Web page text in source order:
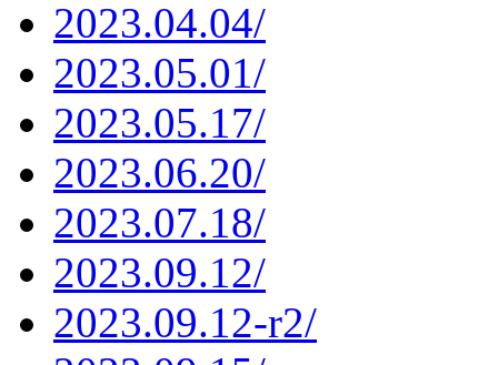
2023.04.04/
2023.05.01/
2023.05.17/
2023.06.20/
2023.07.18/
2023.09.12/
2023.09.12-r2/